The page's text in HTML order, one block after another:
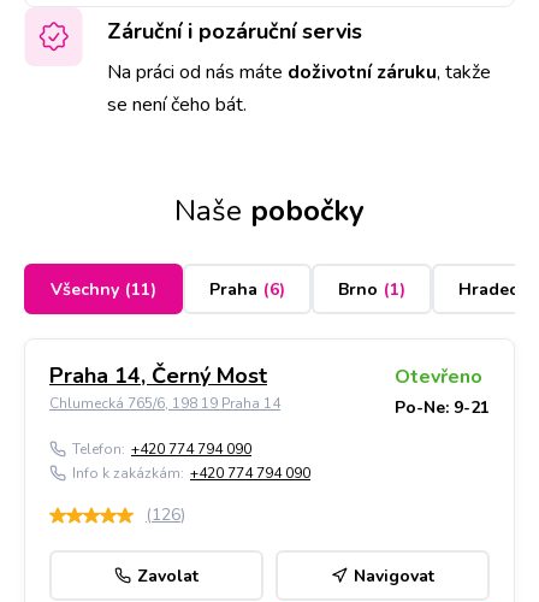
Záruční i pozáruční servis
Na práci od nás máte doživotní záruku, takže
se není čeho bát.
Naše pobočky
Všechny (11) Praha (6) Brno (1) Hradec
Praha 14, Černý Most
Chlumecká 765/6, 198 19 Praha 14
Otevřeno
Po-Ne: 9-21
Telefon: +420 774 794 090
Info k zakázkám: +420 774 794 090
(126)
Zavolat Navigovat